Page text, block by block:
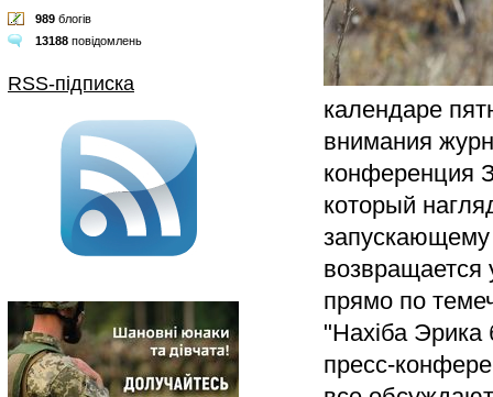
календаре
внимания
конференция
который
запускающему
возвращается
прямо по
"Нахіба
пресс-
989 блогів
13188 повідомлень
RSS-підписка